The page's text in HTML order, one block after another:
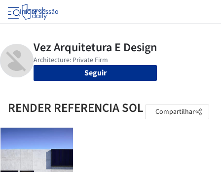
Iniciar sessão
Seguir
RENDER REFERENCIA SOL Compartilhar